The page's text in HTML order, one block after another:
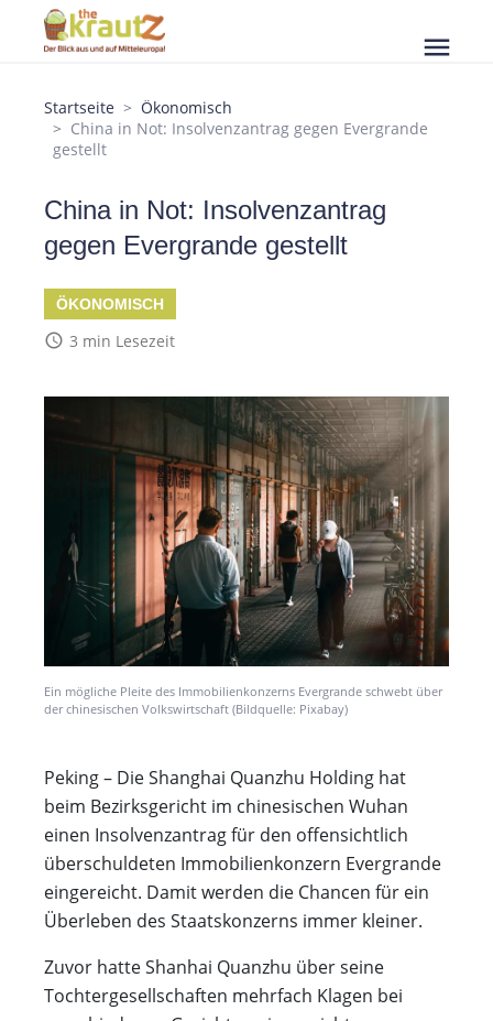
menu
Startseite
Ökonomisch
China in Not: Insolvenzantrag gegen Evergrande
gestellt
China in Not: Insolvenzantrag
gegen Evergrande gestellt
ÖKONOMISCH
access_time 3 min Lesezeit
Ein mögliche Pleite des Immobilienkonzerns Evergrande schwebt über
der chinesischen Volkswirtschaft (Bildquelle: Pixabay)
Peking – Die Shanghai Quanzhu Holding hat
beim Bezirksgericht im chinesischen Wuhan
einen Insolvenzantrag für den offensichtlich
überschuldeten Immobilienkonzern Evergrande
eingereicht. Damit werden die Chancen für ein
Überleben des Staatskonzerns immer kleiner.
Zuvor hatte Shanhai Quanzhu über seine
Tochtergesellschaften mehrfach Klagen bei